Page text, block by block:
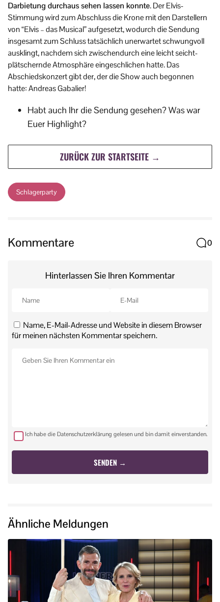
Darbietung durchaus sehen lassen konnte. Der Elvis-
Stimmung wird zum Abschluss die Krone mit den Darstellern
von “Elvis – das Musical” aufgesetzt, wodurch die Sendung
insgesamt zum Schluss tatsächlich unerwartet schwungvoll
ausklingt, nachdem sich zwischendurch eine leicht seicht-
plätschernde Atmosphäre eingeschlichen hatte. Das
Abschiedskonzert gibt der, der die Show auch begonnen
hatte: Andreas Gabalier!
Habt auch Ihr die Sendung gesehen? Was war
Euer Highlight?
ZURÜCK ZUR STARTSEITE →
Schlagerparty
Kommentare 0
Hinterlassen Sie Ihren Kommentar
Name, E-Mail-Adresse und Website in diesem Browser
für meinen nächsten Kommentar speichern.
Ich habe die Datenschutzerklärung gelesen und bin damit einverstanden.
Ähnliche Meldungen